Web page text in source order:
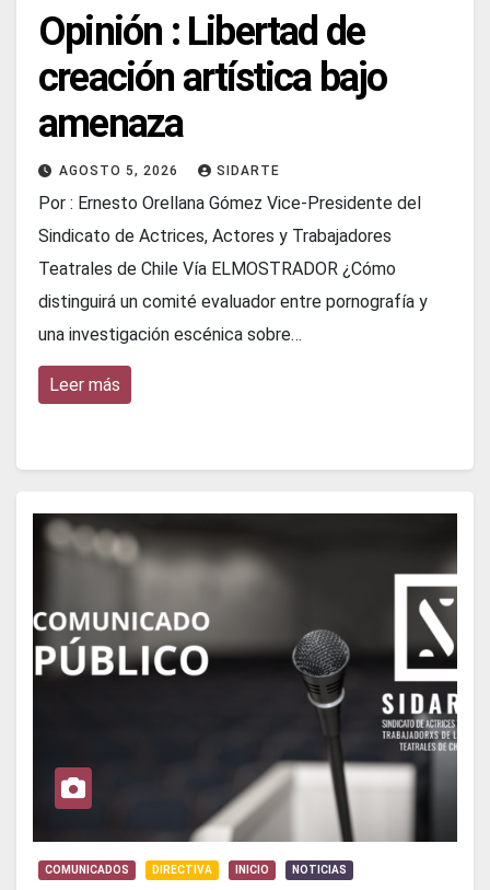
Opinión : Libertad de
creación artística bajo
amenaza
AGOSTO 5, 2026 SIDARTE
Por : Ernesto Orellana Gómez Vice-Presidente del
Sindicato de Actrices, Actores y Trabajadores
Teatrales de Chile Vía ELMOSTRADOR ¿Cómo
distinguirá un comité evaluador entre pornografía y
una investigación escénica sobre…
Leer más
COMUNICADOS DIRECTIVA INICIO NOTICIAS